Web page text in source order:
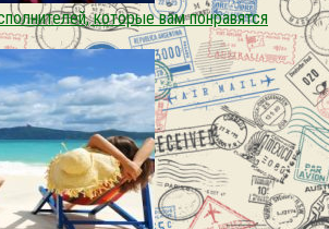
которые вам понравятся